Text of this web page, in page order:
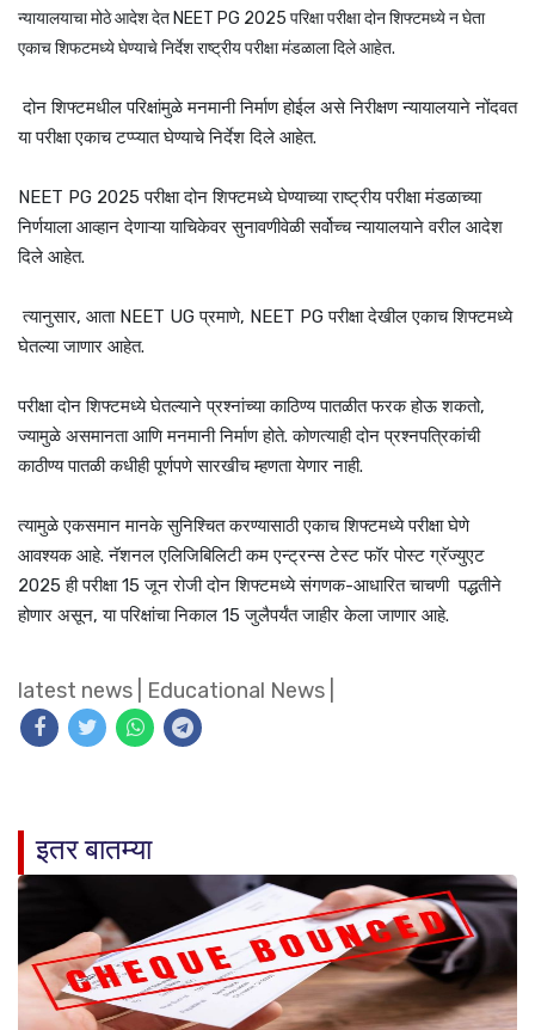
न्यायालयाचा मोठे आदेश देत NEET PG 2025 परिक्षा परीक्षा दोन शिफ्टमध्ये न घेता
एकाच शिफटमध्ये घेण्याचे निर्देश राष्ट्रीय परीक्षा मंडळाला दिले आहेत.
दोन शिफ्टमधील परिक्षांमुळे मनमानी निर्माण होईल असे निरीक्षण न्यायालयाने नोंदवत
या परीक्षा एकाच टप्प्यात घेण्याचे निर्देश दिले आहेत.
NEET PG 2025 परीक्षा दोन शिफ्टमध्ये घेण्याच्या राष्ट्रीय परीक्षा मंडळाच्या
निर्णयाला आव्हान देणाऱ्या याचिकेवर सुनावणीवेळी सर्वोच्च न्यायालयाने वरील आदेश
दिले आहेत.
त्यानुसार, आता NEET UG प्रमाणे, NEET PG परीक्षा देखील एकाच शिफ्टमध्ये
घेतल्या जाणार आहेत.
परीक्षा दोन शिफ्टमध्ये घेतल्याने प्रश्नांच्या काठिण्य पातळीत फरक होऊ शकतो,
ज्यामुळे असमानता आणि मनमानी निर्माण होते. कोणत्याही दोन प्रश्नपत्रिकांची
काठीण्य पातळी कधीही पूर्णपणे सारखीच म्हणता येणार नाही.
त्यामुळे एकसमान मानके सुनिश्चित करण्यासाठी एकाच शिफ्टमध्ये परीक्षा घेणे
आवश्यक आहे. नॅशनल एलिजिबिलिटी कम एन्ट्रन्स टेस्ट फॉर पोस्ट ग्रॅज्युएट
2025 ही परीक्षा 15 जून रोजी दोन शिफ्टमध्ये संगणक-आधारित चाचणी पद्धतीने
होणार असून, या परिक्षांचा निकाल 15 जुलैपर्यंत जाहीर केला जाणार आहे.
latest news Educational News
इतर बातम्या